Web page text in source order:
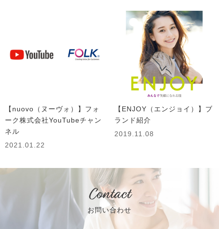
【nuovo（ヌーヴォ）】フォ
ーク株式会社YouTubeチャン
ネル
2021.01.22
【ENJOY（エンジョイ）】ブ
ランド紹介
2019.11.08
Contact
お問い合わせ